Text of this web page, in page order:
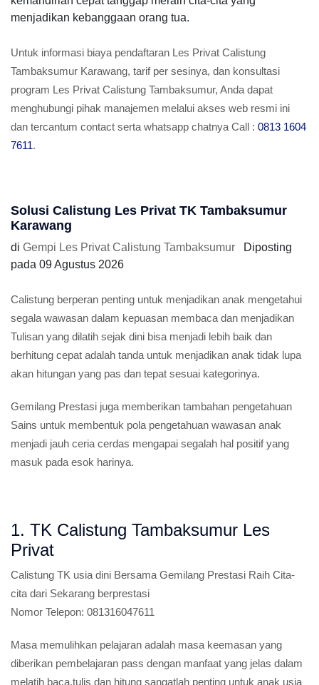
menjadikan kebanggaan orang tua.
Untuk informasi biaya pendaftaran Les Privat Calistung
Tambaksumur Karawang, tarif per sesinya, dan konsultasi
program Les Privat Calistung Tambaksumur, Anda dapat
menghubungi pihak manajemen melalui akses web resmi ini
dan tercantum contact serta whatsapp chatnya Call : 0813 1604
7611.
Solusi Calistung Les Privat TK Tambaksumur
Karawang
di Gempi Les Privat Calistung Tambaksumur
Diposting
pada 09 Agustus 2026
Calistung berperan penting untuk menjadikan anak mengetahui
segala wawasan dalam kepuasan membaca dan menjadikan
Tulisan yang dilatih sejak dini bisa menjadi lebih baik dan
berhitung cepat adalah tanda untuk menjadikan anak tidak lupa
akan hitungan yang pas dan tepat sesuai kategorinya.
Gemilang Prestasi juga memberikan tambahan pengetahuan
Sains untuk membentuk pola pengetahuan wawasan anak
menjadi jauh ceria cerdas mengapai segalah hal positif yang
masuk pada esok harinya.
1. TK Calistung Tambaksumur Les
Privat
Calistung TK usia dini Bersama Gemilang Prestasi Raih Cita-
cita dari Sekarang berprestasi
Nomor Telepon: 081316047611
Masa memulihkan pelajaran adalah masa keemasan yang
diberikan pembelajaran pass dengan manfaat yang jelas dalam
melatih baca,tulis dan hitung sangatlah penting untuk anak usia